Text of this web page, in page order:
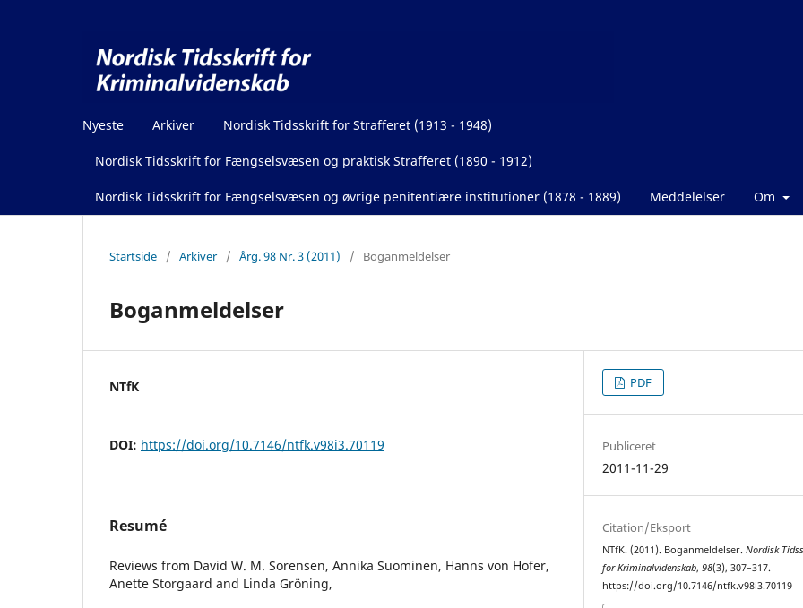
Nyeste Arkiver Nordisk Tidsskrift for Strafferet (1913 - 1948)
Nordisk Tidsskrift for Fængselsvæsen og praktisk Strafferet (1890 - 1912)
Nordisk Tidsskrift for Fængselsvæsen og øvrige penitentiære institutioner (1878 - 1889) Meddelelser Om
Startside / Arkiver / Årg. 98 Nr. 3 (2011) / Boganmeldelser
Boganmeldelser
NTfK
DOI: https://doi.org/10.7146/ntfk.v98i3.70119
Resumé
Reviews from David W. M. Sorensen, Annika Suominen, Hanns von Hofer,
Anette Storgaard and Linda Gröning,
PDF
Publiceret
2011-11-29
Citation/Eksport
NTfK. (2011). Boganmeldelser.Nordisk
for Kriminalvidenskab,98(3), 307–317.
https://doi.org/10.7146/ntfk.v98i3.70119